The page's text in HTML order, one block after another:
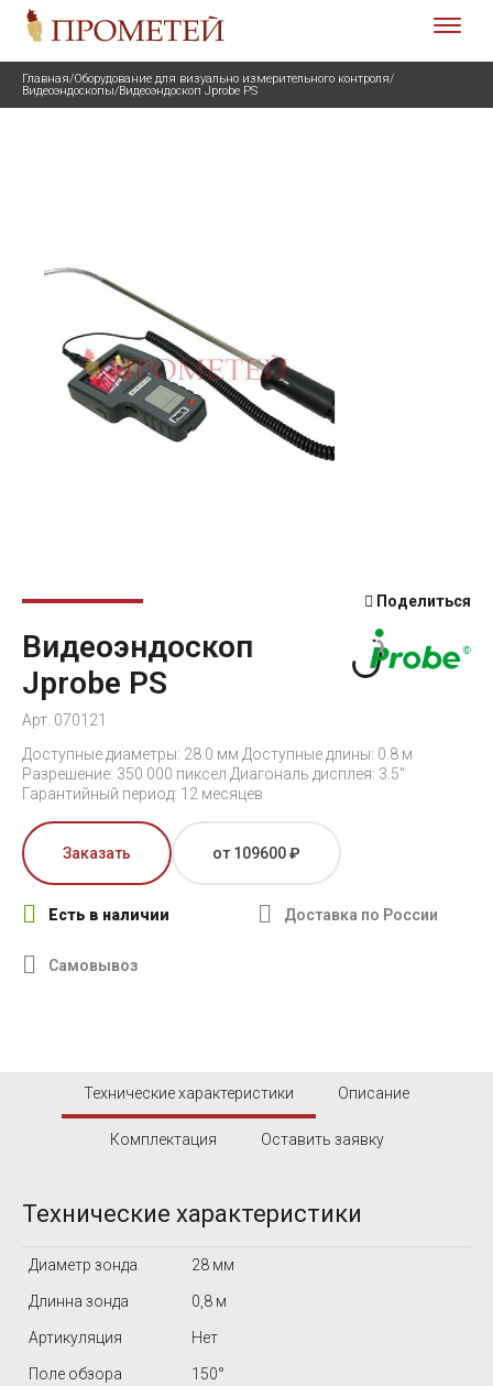
Главная/Оборудование для визуально измерительного контроля/
Видеоэндоскопы/Видеоэндоскоп Jprobe PS
Поделиться
Видеоэндоскоп
Jprobe PS
Арт. 070121
Доступные диаметры: 28.0 мм Доступные длины: 0.8 м
Разрешение: 350 000 пиксел Диагональ дисплея: 3.5"
Гарантийный период: 12 месяцев
Заказать от 109600 ₽
Есть в наличии Доставка по России
Самовывоз
Технические характеристики Описание
Комплектация Оставить заявку
Технические характеристики
Диаметр зонда 28 мм
Длинна зонда 0,8 м
Артикуляция Нет
Поле обзора 150°